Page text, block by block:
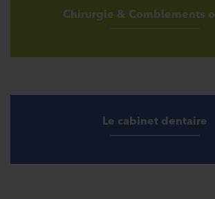
Chirurgie & Comblements
Le cabinet dentaire